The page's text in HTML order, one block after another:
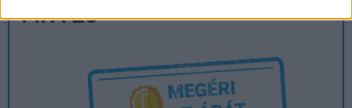
FIFA 23